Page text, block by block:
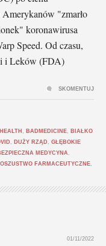
"zmarło
koronawirusa
Speed. Od czasu,
i Leków (FDA)
BADMEDICINE
BIAŁKO
DUŻY RZĄD
GŁĘBOKIE
MEDYCYNA
OSZUSTWO FARMACEUTYCZNE
SKOMENTUJ
01/11/2022